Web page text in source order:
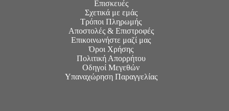
Επισκευές
Σχετικά με εμάς
Τρόποι Πληρωμής
Αποστολές & Επιστροφές
Επικοινωνήστε μαζί μας
Όροι Χρήσης
Πολιτική Απορρήτου
Οδηγοί Μεγεθών
Υπαναχώρηση Παραγγελίας